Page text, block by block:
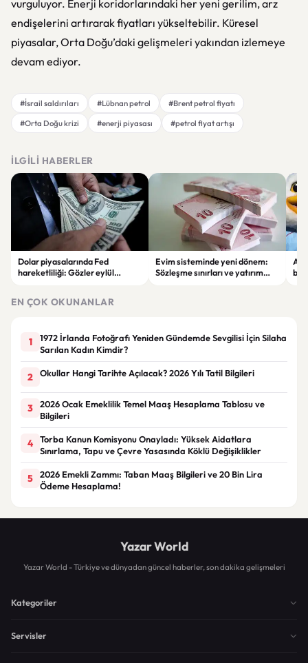
vurguluyor. Enerji koridorlarındaki her yeni gerilim, arz
endişelerini artırarak fiyatları yükseltebilir. Küresel
piyasalar, Orta Doğu’daki gelişmeleri yakından izlemeye
devam ediyor.
#İsrail saldırıları #Lübnan petrol
#Brent petrol fiyatı
#Orta Doğu krizi
#enerji piyasası #petrol fiyat artışı
İLGILI HABERLER
Dolar piyasalarında Fed
hareketliliği: Gözler eylül
Evim sisteminde yeni dönem:
Sözleşme sınırları ve yatırım
EN ÇOK OKUNANLAR
1
1972 İrlanda Fotoğrafı Yeniden Gündemde Sevgilisi İçin Silaha
Sarılan Kadın Kimdir?
2 Okullar Hangi Tarihte Açılacak? 2026 Yılı Tatil Bilgileri
3
2026 Ocak Emeklilik Temel Maaş Hesaplama Tablosu ve
Bilgileri
4
Torba Kanun Komisyonu Onayladı: Yüksek Aidatlara
Sınırlama, Tapu ve Çevre Yasasında Köklü Değişiklikler
5
2026 Emekli Zammı: Taban Maaş Bilgileri ve 20 Bin Lira
Ödeme Hesaplama!
Yazar World
Yazar World - Türkiye ve dünyadan güncel haberler, son dakika gelişmeleri
Kategoriler
Servisler